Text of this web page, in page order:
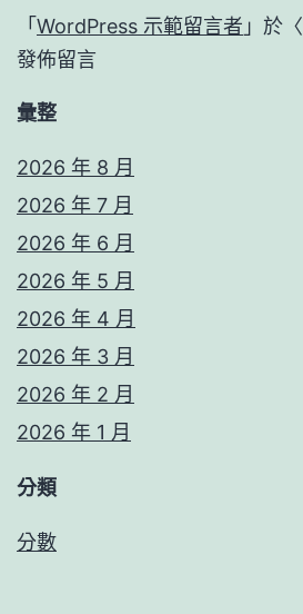
「 WordPress 示範留言者 」於〈
發佈留言
彙整
2026 年 8 月
2026 年 7 月
2026 年 6 月
2026 年 5 月
2026 年 4 月
2026 年 3 月
2026 年 2 月
2026 年 1 月
分類
分數